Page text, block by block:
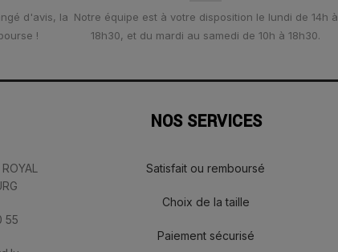
d'avis, la
!
Notre équipe est à votre disposition le lundi de 14h à
18h30, et du mardi au samedi de 10h à 18h30.
55
NOS SERVICES
Satisfait ou remboursé
Choix de la taille
Paiement sécurisé